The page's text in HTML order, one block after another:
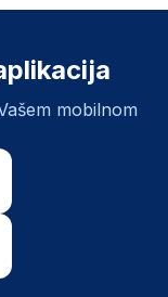
mobilnom